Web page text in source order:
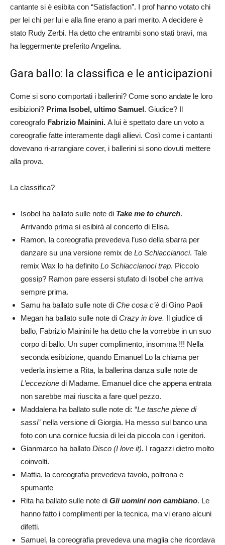
cantante si è esibita con “Satisfaction”. I prof hanno votato chi
per lei chi per lui e alla fine erano a pari merito. A decidere è
stato Rudy Zerbi. Ha detto che entrambi sono stati bravi, ma
ha leggermente preferito Angelina.
Gara ballo: la classifica e le anticipazioni
Come si sono comportati i ballerini? Come sono andate le loro
esibizioni? Prima Isobel, ultimo Samuel. Giudice? Il
coreografo Fabrizio Mainini. A lui è spettato dare un voto a
coreografie fatte interamente dagli allievi. Così come i cantanti
dovevano ri-arrangiare cover, i ballerini si sono dovuti mettere
alla prova.
La classifica?
Isobel ha ballato sulle note di Take me to church.
Arrivando prima si esibirà al concerto di Elisa.
Ramon, la coreografia prevedeva l’uso della sbarra per
danzare su una versione remix de Lo Schiaccianoci. Tale
remix Wax lo ha definito Lo Schiaccianoci trap. Piccolo
gossip? Ramon pare essersi stufato di Isobel che arriva
sempre prima.
Samu ha ballato sulle note di Che cosa c’è di Gino Paoli
Megan ha ballato sulle note di Crazy in love. Il giudice di
ballo, Fabrizio Mainini le ha detto che la vorrebbe in un suo
corpo di ballo. Un super complimento, insomma !!! Nella
seconda esibizione, quando Emanuel Lo la chiama per
vederla insieme a Rita, la ballerina danza sulle note de
L’eccezione di Madame. Emanuel dice che appena entrata
non sarebbe mai riuscita a fare quel pezzo.
Maddalena ha ballato sulle note di: “Le tasche piene di
sassi” nella versione di Giorgia. Ha messo sul banco una
foto con una cornice fucsia di lei da piccola con i genitori.
Gianmarco ha ballato Disco (I love it). I ragazzi dietro molto
coinvolti.
Mattia, la coreografia prevedeva tavolo, poltrona e
spumante
Rita ha ballato sulle note di Gli uomini non cambiano. Le
hanno fatto i complimenti per la tecnica, ma vi erano alcuni
difetti.
Samuel, la coreografia prevedeva una maglia che ricordava